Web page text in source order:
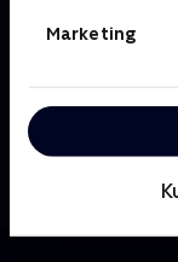
Marketing
For 1.300 år
Jordens dyb,
dragerne lever!
ud på magiske
vidundere og